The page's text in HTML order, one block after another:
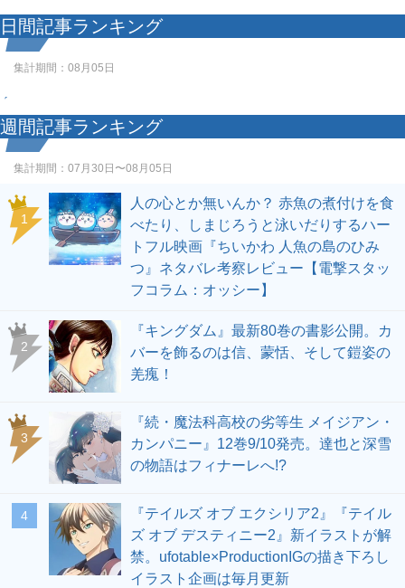
日間記事ランキング
集計期間： 08月05日
週間記事ランキング
集計期間： 07月30日〜08月05日
1
人の心とか無いんか？ 赤魚の煮付けを食
べたり、しまじろうと泳いだりするハー
トフル映画『ちいかわ 人魚の島のひみ
つ』ネタバレ考察レビュー【電撃スタッ
フコラム：オッシー】
2
『キングダム』最新80巻の書影公開。カ
バーを飾るのは信、蒙恬、そして鎧姿の
羌瘣！
3
『続・魔法科高校の劣等生 メイジアン・
カンパニー』12巻9/10発売。達也と深雪
の物語はフィナーレへ!?
4
『テイルズ オブ エクシリア2』『テイル
ズ オブ デスティニー2』新イラストが解
禁。ufotable×ProductionIGの描き下ろし
イラスト企画は毎月更新